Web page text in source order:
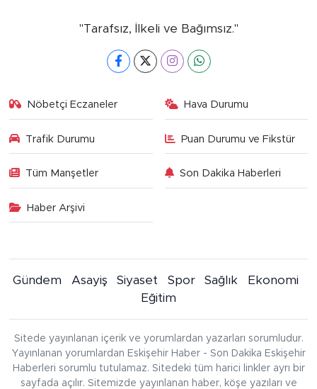
"Tarafsız, İlkeli ve Bağımsız."
Nöbetçi Eczaneler Hava Durumu
Trafik Durumu Puan Durumu ve Fikstür
Tüm Manşetler Son Dakika Haberleri
Haber Arşivi
Gündem Asayiş Siyaset Spor Sağlık
Ekonomi
Eğitim
Sitede yayınlanan içerik ve yorumlardan yazarları sorumludur.
Yayınlanan yorumlardan Eskişehir Haber - Son Dakika Eskişehir
Haberleri sorumlu tutulamaz. Sitedeki tüm harici linkler ayrı bir
sayfada açılır. Sitemizde yayınlanan haber, köşe yazıları ve